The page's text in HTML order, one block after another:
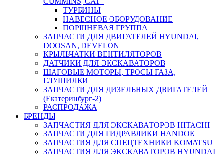
ТУРБИНЫ
НАВЕСНОЕ ОБОРУДОВАНИЕ
ПОРШНЕВАЯ ГРУППА
ЗАПЧАСТИ ДЛЯ ДВИГАТЕЛЕЙ HYUNDAI,
DOOSAN, DEVELON
КРЫЛЬЧАТКИ ВЕНТИЛЯТОРОВ
ДАТЧИКИ ДЛЯ ЭКСКАВАТОРОВ
ШАГОВЫЕ МОТОРЫ, ТРОСЫ ГАЗА,
ГЛУШИЛКИ
ЗАПЧАСТИ ДЛЯ ДИЗЕЛЬНЫХ ДВИГАТЕЛЕЙ
(Екатеринбург-2)
РАСПРОДАЖА
БРЕНДЫ
ЗАПЧАСТИЯ ДЛЯ ЭКСКАВАТОРОВ HITACHI
ЗАПЧАСТИ ДЛЯ ГИДРАВЛИКИ HANDOK
ЗАПЧАСТИЯ ДЛЯ СПЕЦТЕХНИКИ KOMATSU
ЗАПЧАСТИЯ ДЛЯ ЭКСКАВАТОРОВ HYUNDAI